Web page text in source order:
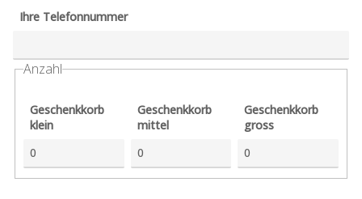
Ihre Telefonnummer
Anzahl
Geschenkkorb
klein
Geschenkkorb
mittel
Geschenkkorb
gross